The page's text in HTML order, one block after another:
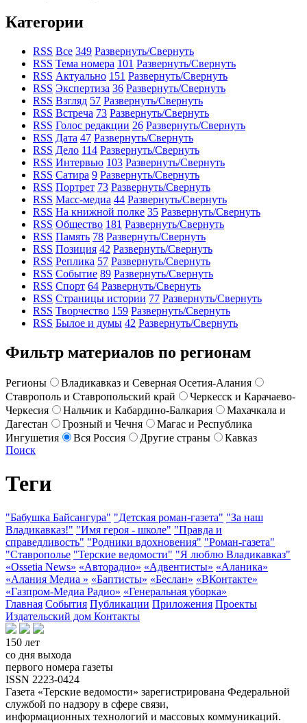
Категории
RSS Все 349 Развернуть/Свернуть
RSS Тема номера 101 Развернуть/Свернуть
RSS Актуально 151 Развернуть/Свернуть
RSS Экспертиза 36 Развернуть/Свернуть
RSS Взгляд 57 Развернуть/Свернуть
RSS Встреча 73 Развернуть/Свернуть
RSS Голос редакции 26 Развернуть/Свернуть
RSS Дата 47 Развернуть/Свернуть
RSS Дело 114 Развернуть/Свернуть
RSS Интервью 103 Развернуть/Свернуть
RSS Сатира 9 Развернуть/Свернуть
RSS Портрет 73 Развернуть/Свернуть
RSS Масс-медиа 44 Развернуть/Свернуть
RSS На книжной полке 35 Развернуть/Свернуть
RSS Общество 181 Развернуть/Свернуть
RSS Память 78 Развернуть/Свернуть
RSS Позиция 42 Развернуть/Свернуть
RSS Реплика 57 Развернуть/Свернуть
RSS Событие 89 Развернуть/Свернуть
RSS Спорт 64 Развернуть/Свернуть
RSS Страницы истории 77 Развернуть/Свернуть
RSS Творчество 159 Развернуть/Свернуть
RSS Былое и думы 42 Развернуть/Свернуть
Фильтр материалов по регионам
Регионы
Владикавказ и Северная Осетия-Алания
Ставрополь и Ставропольский край
Черкесск и Карачаево-
Черкесия
Нальчик и Кабардино-Балкария
Махачкала и
Дагестан
Грозный и Чечня
Магас и Республика
Ингушетия
Вся Россия Другие страны
Кавказ
Поиск
Теги
"Бабушка Байсангура" "Детская роман-газета" "За наш
Владикавказ!" "Имя героя - школе" "Правда и
справедливость" "Родники вдохновения" "Роман-газета"
"Ставрополье "Терские ведомости" "Я люблю Владикавказ"
«Ossetia News» «Авторадио» «Адвентисты» «Аланика»
«Алания Медиа » «Баптисты» «Беслан» «ВКонтакте»
«Газпром-Медиа Радио» «Генеральная уборка»
Главная События Публикации Приложения Проекты
Издательский дом Контакты
150 лет
со дня выхода
первого номера газеты
ISSN 2223-0424
Газета «Терские ведомости» зарегистрирована Федеральной
службой по надзору в сфере связи,
информационных технологий и массовых коммуникаций.